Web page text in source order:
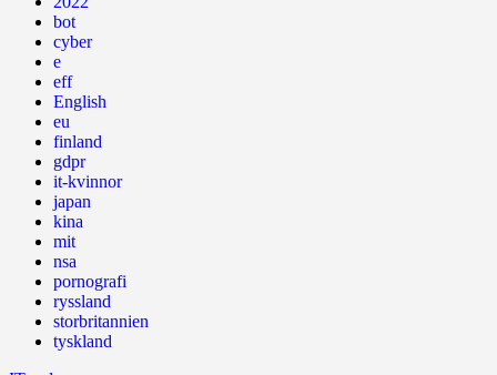
bot
cyber
e
eff
English
eu
finland
gdpr
it-kvinnor
japan
kina
mit
nsa
pornografi
ryssland
storbritannien
tyskland